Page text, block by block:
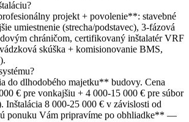
projekt + povolenie**: stavebné
umiestnenie (strecha/podstavec), 3-fázová
chráničom, certifikovaný inštalatér VRF
skúška + komisionovanie BMS,
do dlhodobého majetku** budovy. Cena
€ pre vonkajšiu + 4 000-15 000 € pre súbor
Inštalácia 8 000-25 000 € v závislosti od
ponuku Vám pripravíme po obhliadke** —